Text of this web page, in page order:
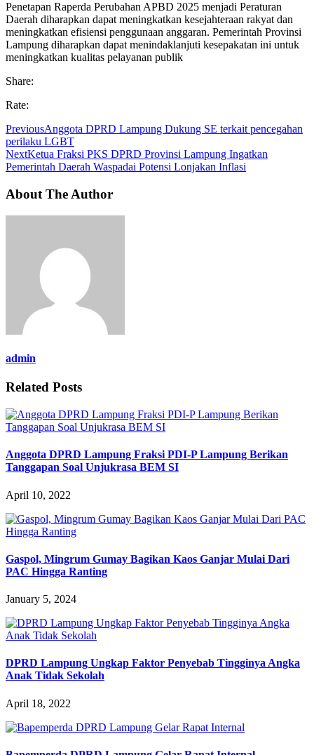
Penetapan Raperda Perubahan APBD 2025 menjadi Peraturan
Daerah diharapkan dapat meningkatkan kesejahteraan rakyat dan
meningkatkan efisiensi penggunaan anggaran. Pemerintah Provinsi
Lampung diharapkan dapat menindaklanjuti kesepakatan ini untuk
meningkatkan kualitas pelayanan publik
Share:
Rate:
PreviousAnggota DPRD Lampung Dukung SE terkait pencegahan
perilaku LGBT
NextKetua Fraksi PKS DPRD Provinsi Lampung Ingatkan
Pemerintah Daerah Waspadai Potensi Lonjakan Inflasi
About The Author
admin
Related Posts
Anggota DPRD Lampung Fraksi PDI-P Lampung Berikan
Tanggapan Soal Unjukrasa BEM SI
April 10, 2022
Gaspol, Mingrum Gumay Bagikan Kaos Ganjar Mulai Dari
PAC Hingga Ranting
January 5, 2024
DPRD Lampung Ungkap Faktor Penyebab Tingginya Angka
Anak Tidak Sekolah
April 18, 2022